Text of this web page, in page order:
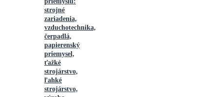
strojné
zariadenia,
vzduchotechnika,
čerpadlá,
papierenský
priemysel,
ťažké
strojárstvo,
ľahké
strojárstvo,